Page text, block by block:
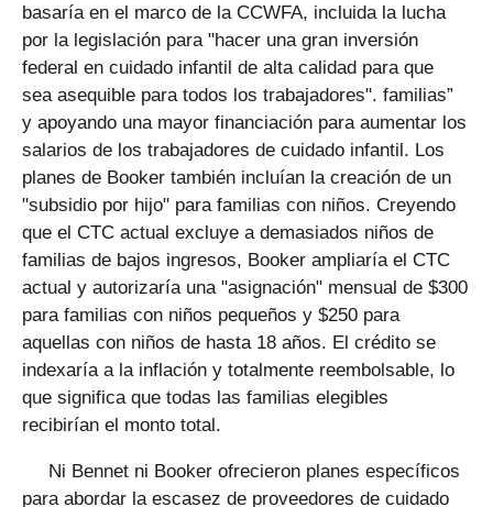
basaría en el marco de la CCWFA, incluida la lucha
por la legislación para "hacer una gran inversión
federal en cuidado infantil de alta calidad para que
sea asequible para todos los trabajadores". familias”
y apoyando una mayor financiación para aumentar los
salarios de los trabajadores de cuidado infantil. Los
planes de Booker también incluían la creación de un
"subsidio por hijo" para familias con niños. Creyendo
que el CTC actual excluye a demasiados niños de
familias de bajos ingresos, Booker ampliaría el CTC
actual y autorizaría una "asignación" mensual de $300
para familias con niños pequeños y $250 para
aquellas con niños de hasta 18 años. El crédito se
indexaría a la inflación y totalmente reembolsable, lo
que significa que todas las familias elegibles
recibirían el monto total.
Ni Bennet ni Booker ofrecieron planes específicos
para abordar la escasez de proveedores de cuidado